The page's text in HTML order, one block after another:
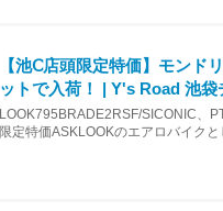
【池Ⅽ店頭限定特価】モンド
ットで入荷！ | Y's Road 池袋
LOOK795BRADE2RSF/SICONIC、
限定特価ASKLOOKのエアロバイク